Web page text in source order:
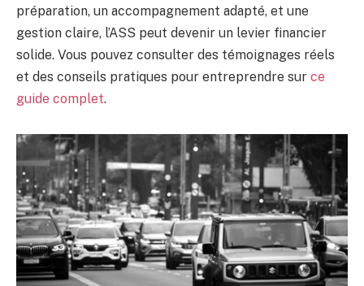
préparation, un accompagnement adapté, et une
gestion claire, l’ASS peut devenir un levier financier
solide. Vous pouvez consulter des témoignages réels
et des conseils pratiques pour entreprendre sur ce
guide complet.